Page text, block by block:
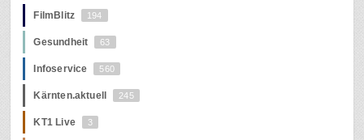
FilmBlitz 194
Gesundheit 63
Infoservice 560
Kärnten.aktuell 245
KT1 Live 3